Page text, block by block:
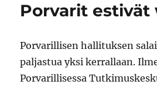
Porvarit estivät
Porvarillisen hallituksen
paljastua yksi kerrallaan.
Porvarillisessa